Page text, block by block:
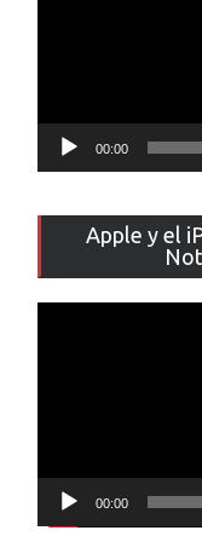
00:00
Apple y el
00:00